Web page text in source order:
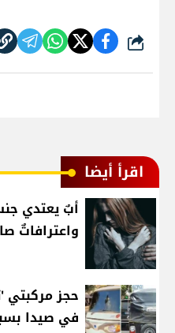
شارك
اقرأ أيضا
أبٌ يعتدي
واعترافاتٌ
حجز مركبتي
في صيدا